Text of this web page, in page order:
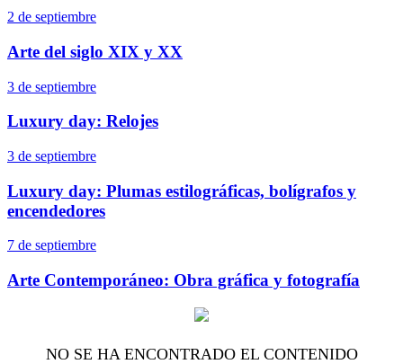
2 de septiembre
Arte del siglo XIX y XX
3 de septiembre
Luxury day: Relojes
3 de septiembre
Luxury day: Plumas estilográficas, bolígrafos y
encendedores
7 de septiembre
Arte Contemporáneo: Obra gráfica y fotografía
NO SE HA ENCONTRADO EL CONTENIDO